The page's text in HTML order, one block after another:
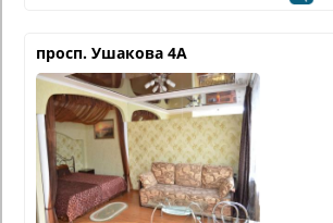
просп. Ушакова 4А